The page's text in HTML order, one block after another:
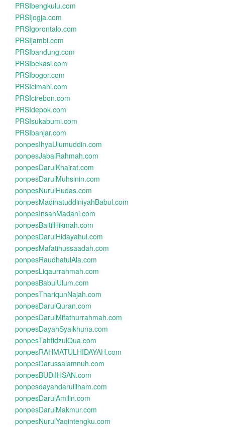
PRSIbengkulu.com
PRSIjogja.com
PRSIgorontalo.com
PRSIjambi.com
PRSIbandung.com
PRSIbekasi.com
PRSIbogor.com
PRSIcimahi.com
PRSIcirebon.com
PRSIdepok.com
PRSIsukabumi.com
PRSIbanjar.com
ponpesIhyaUlumuddin.com
ponpesJabalRahmah.com
ponpesDarulKhairat.com
ponpesDarulMuhsinin.com
ponpesNurulHudas.com
ponpesMadinatuddiniyahBabul.com
ponpesInsanMadani.com
ponpesBaitilHikmah.com
ponpesDarulHidayahul.com
ponpesMafatihussaadah.com
ponpesRaudhatulAla.com
ponpesLiqaurrahmah.com
ponpesBabulUlum.com
ponpesThariqunNajah.com
ponpesDarulQuran.com
ponpesDarulMifathurrahmah.com
ponpesDayahSyaikhuna.com
ponpesTahfidzulQua.com
ponpesRAHMATULHIDAYAH.com
ponpesDarussalamnuh.com
ponpesBUDiIHSAN.com
ponpesdayahdarulilham.com
ponpesDarulAmilin.com
ponpesDarulMakmur.com
ponpesNurulYaqintengku.com